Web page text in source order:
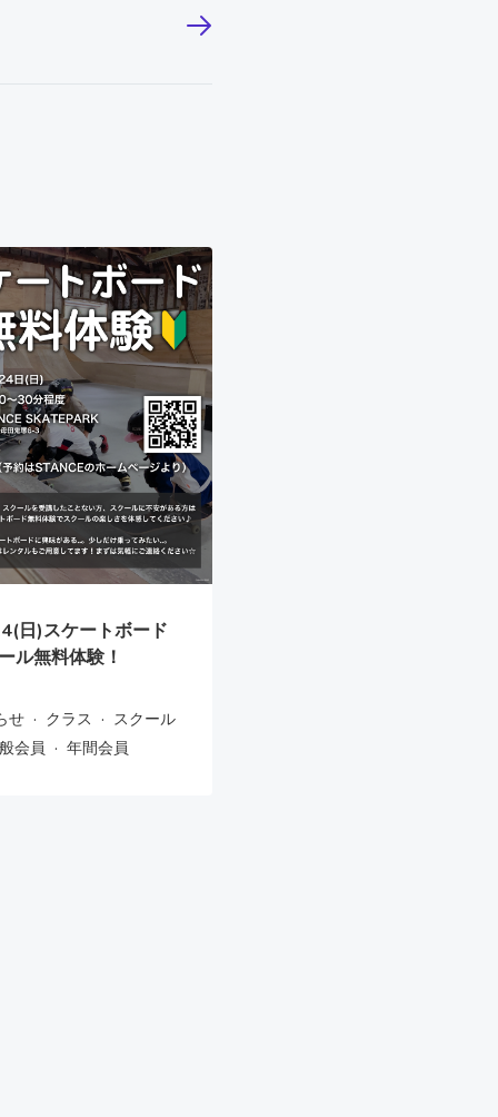
日)スケートボード
ル無料体験！
せ · クラス · スクール
会員 ·年間会員